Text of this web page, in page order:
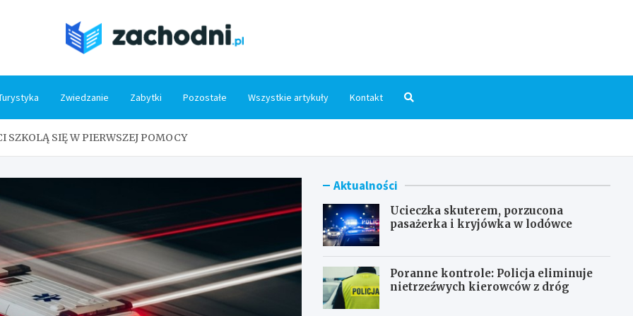
Zwiedzanie Zabytki Pozostałe Wszystkie artykuły Kontakt
SZKOLĄ SIĘ W PIERWSZEJ POMOCY
Aktualności
Ucieczka skuterem, porzucona
pasażerka i kryjówka w lodówce
Poranne kontrole: Policja eliminuje
nietrzeźwych kierowców z dróg